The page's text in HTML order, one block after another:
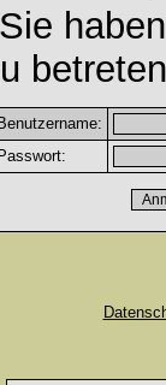
Benutzername:
Passwort: